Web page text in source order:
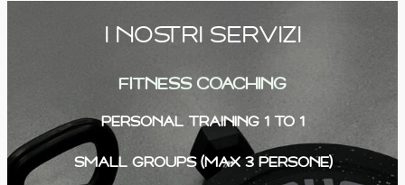
I NOSTRI SERVIZI
FITNESS COACHING
PERSONAL TRAINING 1 TO 1
SMALL GROUPS (max 3 persone)